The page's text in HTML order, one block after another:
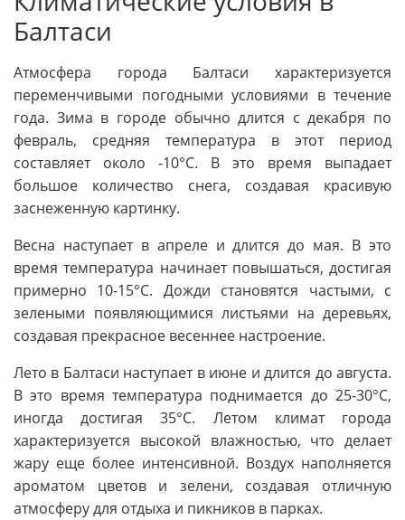
Балтаси
Атмосфера города Балтаси характеризуется
переменчивыми погодными условиями в течение
года. Зима в городе обычно длится с декабря по
февраль, средняя температура в этот период
составляет около -10°C. В это время выпадает
большое количество снега, создавая красивую
заснеженную картинку.
Весна наступает в апреле и длится до мая. В это
время температура начинает повышаться, достигая
примерно 10-15°C. Дожди становятся частыми, с
зелеными появляющимися листьями на деревьях,
создавая прекрасное весеннее настроение.
Лето в Балтаси наступает в июне и длится до августа.
В это время температура поднимается до 25-30°C,
иногда достигая 35°C. Летом климат города
характеризуется высокой влажностью, что делает
жару еще более интенсивной. Воздух наполняется
ароматом цветов и зелени, создавая отличную
атмосферу для отдыха и пикников в парках.